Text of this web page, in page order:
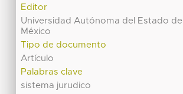
Editor
Universidad Autónoma del Estado de
México
Tipo de documento
Artículo
Palabras clave
sistema jurudico